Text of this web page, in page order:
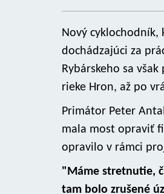
Nový cyklochodník,
dochádzajúci za
Rybárskeho sa
rieke Hron, až po
Primátor Peter
mala most opraviť
opravilo v rámci
"Máme stretnutie,
tam bolo zrušené